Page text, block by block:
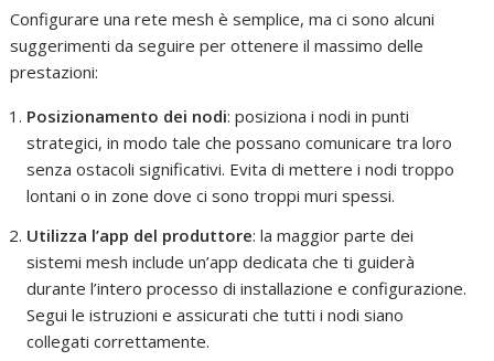
Configurare una rete mesh è semplice, ma ci sono alcuni
suggerimenti da seguire per ottenere il massimo delle
prestazioni:
Posizionamento dei nodi: posiziona i nodi in punti
strategici, in modo tale che possano comunicare tra loro
senza ostacoli significativi. Evita di mettere i nodi troppo
lontani o in zone dove ci sono troppi muri spessi.
Utilizza l’app del produttore: la maggior parte dei
sistemi mesh include un’app dedicata che ti guiderà
durante l’intero processo di installazione e configurazione.
Segui le istruzioni e assicurati che tutti i nodi siano
collegati correttamente.